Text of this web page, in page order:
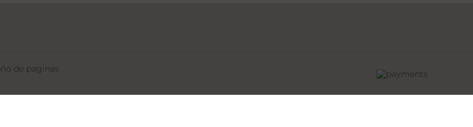
de paginas